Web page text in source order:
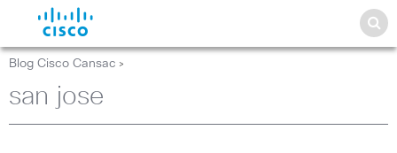
Blog Cisco Cansac >
san jose